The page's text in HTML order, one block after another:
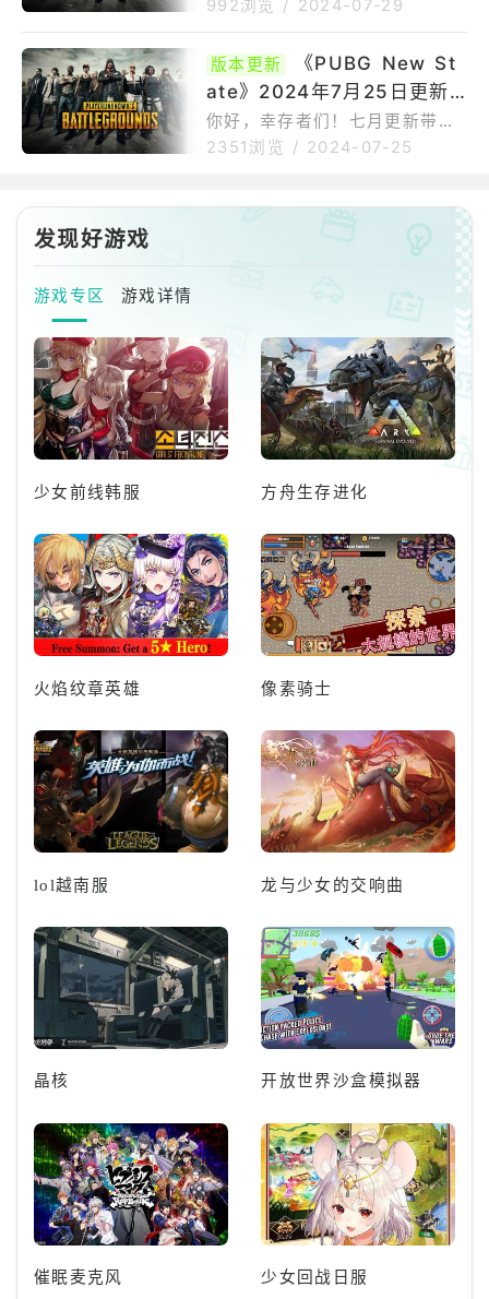
修复了大厅中BGM无法播放的问
稳定性问题。我们正在努力解决
这些问题，对由此带来的不便深
表歉意。感谢您的耐心等待！
992浏览 / 2024-07-29
版本更新
《PUBG New St
ate》2024年7月25日更新
说明
你好，幸存者们！七月更新带来
了游戏外的改进及更多内容。详
题。享受新的夏季主题，并在游
戏中获得更多乐趣吧！新赛季本
次更新后《绝地求生:未来之役》
将迎来第16赛季！生存通行证等
等。iOS：SDK版本更新：16.2-
2351浏览 / 2024-07-25
发现好游戏
游戏专区 游戏详情
少女前线韩服 方舟生存进化
火焰纹章英雄 像素骑士
lol越南服 龙与少女的交响曲
晶核 开放世界沙盒模拟器
催眠麦克风 少女回战日服